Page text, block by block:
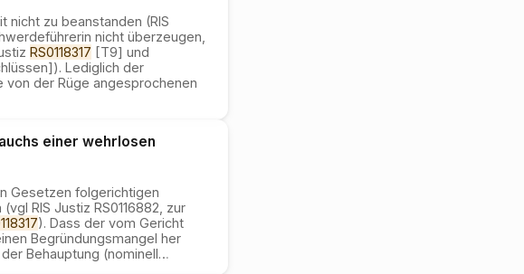
nicht zu beanstanden (RIS
nicht überzeugen,
RS0118317 [T9] und
Lediglich der
der Rüge angesprochenen
einer wehrlosen
Gesetzen folgerichtigen
RIS Justiz RS0116882, zur
). Dass der vom Gericht
Begründungsmangel her
Behauptung (nominell…